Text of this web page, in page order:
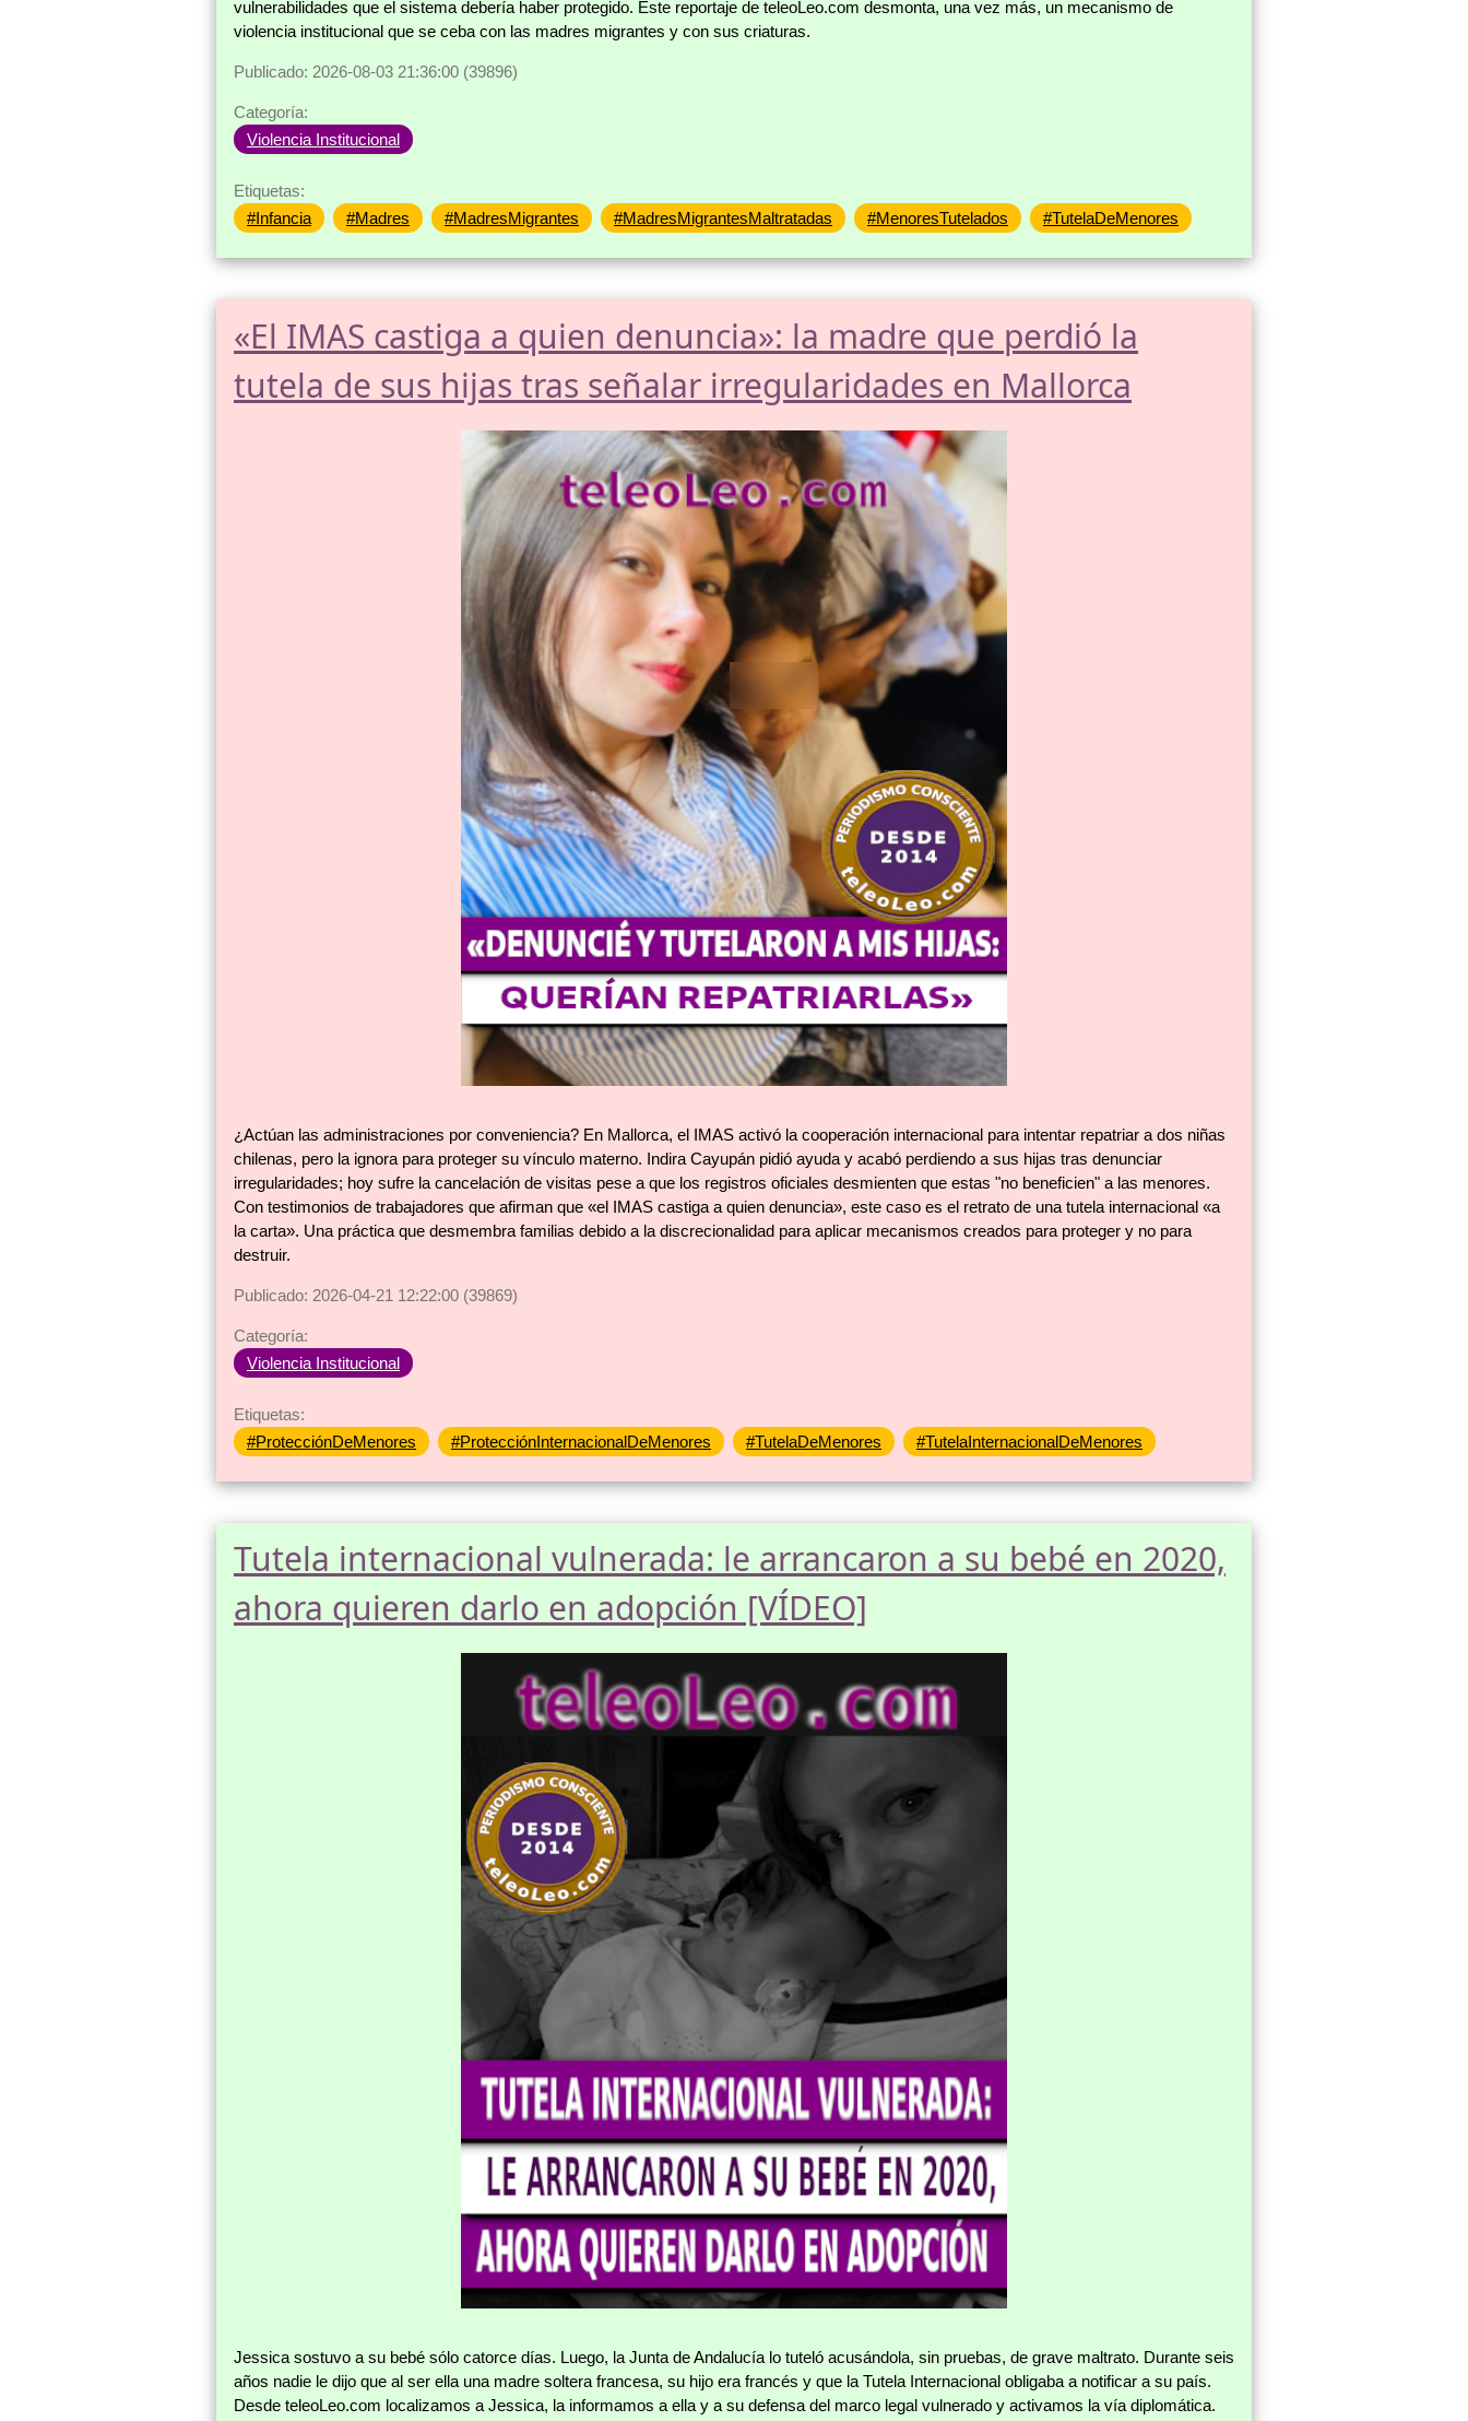
vulnerabilidades que el sistema debería haber protegido. Este reportaje de teleoLeo.com desmonta, una vez más, un mecanismo de
violencia institucional que se ceba con las madres migrantes y con sus criaturas.
Publicado: 2026-08-03 21:36:00 (39896)
Categoría:
Violencia Institucional
Etiquetas:
#Infancia
#Madres #MadresMigrantes #MadresMigrantesMaltratadas #MenoresTutelados #TutelaDeMenores
«El IMAS castiga a quien denuncia»: la madre que perdió la
tutela de sus hijas tras señalar irregularidades en Mallorca
¿Actúan las administraciones por conveniencia? En Mallorca, el IMAS activó la cooperación internacional para intentar repatriar a dos niñas
chilenas, pero la ignora para proteger su vínculo materno. Indira Cayupán pidió ayuda y acabó perdiendo a sus hijas tras denunciar
irregularidades; hoy sufre la cancelación de visitas pese a que los registros oficiales desmienten que estas "no beneficien" a las menores.
Con testimonios de trabajadores que afirman que «el IMAS castiga a quien denuncia», este caso es el retrato de una tutela internacional «a
la carta». Una práctica que desmembra familias debido a la discrecionalidad para aplicar mecanismos creados para proteger y no para
destruir.
Publicado: 2026-04-21 12:22:00 (39869)
Categoría:
Violencia Institucional
Etiquetas:
#ProtecciónDeMenores
#ProtecciónInternacionalDeMenores #TutelaDeMenores #TutelaInternacionalDeMenores
Tutela internacional vulnerada: le arrancaron a su bebé en 2020,
ahora quieren darlo en adopción [VÍDEO]
Jessica sostuvo a su bebé sólo catorce días. Luego, la Junta de Andalucía lo tuteló acusándola, sin pruebas, de grave maltrato. Durante seis
años nadie le dijo que al ser ella una madre soltera francesa, su hijo era francés y que la Tutela Internacional obligaba a notificar a su país.
Desde teleoLeo.com localizamos a Jessica, la informamos a ella y a su defensa del marco legal vulnerado y activamos la vía diplomática.